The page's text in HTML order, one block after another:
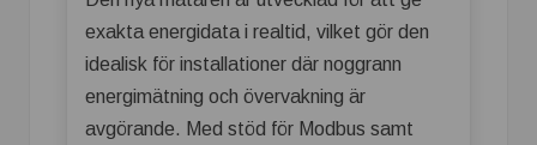
exakta energidata i realtid, vilket gör den
idealisk för installationer där noggrann
energimätning och övervakning är
avgörande. Med stöd för Modbus samt